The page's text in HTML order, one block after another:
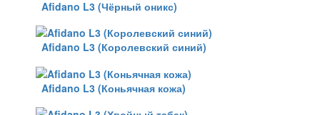
Afidano L3 (Чёрный оникс)
Afidano L3 (Королевский синий)
Afidano L3 (Коньячная кожа)